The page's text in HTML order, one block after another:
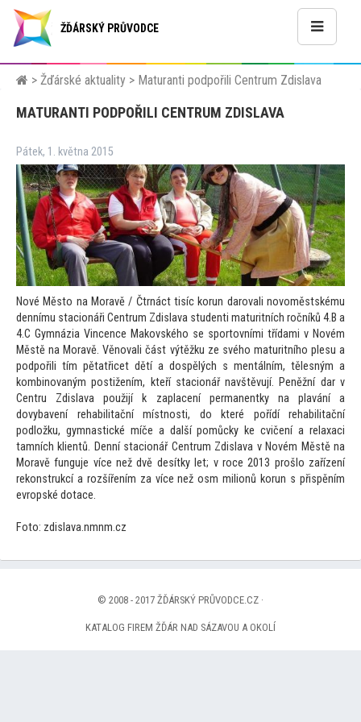
ŽĎÁRSKÝ PRŮVODCE
> Žďárské aktuality > Maturanti podpořili Centrum Zdislava
MATURANTI PODPOŘILI CENTRUM ZDISLAVA
Pátek, 1. května 2015
Nové Město na Moravě / Čtrnáct tisíc korun darovali novoměstskému
dennímu stacionáři Centrum Zdislava studenti maturitních ročníků 4.B a
4.C Gymnázia Vincence Makovského se sportovními třídami v Novém
Městě na Moravě. Věnovali část výtěžku ze svého maturitního plesu a
podpořili tím pětatřicet dětí a dospělých s mentálním, tělesným a
kombinovaným postižením, kteří stacionář navštěvují. Peněžní dar v
Centru Zdislava použijí k zaplacení permanentky na plavání a
dovybavení rehabilitační místnosti, do které pořídí rehabilitační
podložku, gymnastické míče a další pomůcky ke cvičení a relaxaci
tamních klientů. Denní stacionář Centrum Zdislava v Novém Městě na
Moravě funguje více než dvě desítky let; v roce 2013 prošlo zařízení
rekonstrukcí a rozšířením za více než osm milionů korun s přispěním
evropské dotace.
Foto: zdislava.nmnm.cz
© 2008 - 2017 ŽĎÁRSKÝ PRŮVODCE.CZ ·
KATALOG FIREM ŽĎÁR NAD SÁZAVOU A OKOLÍ